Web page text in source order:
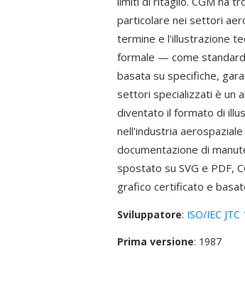
particolare nei settori
termine e l'illustrazione
formale — come
basata su specifiche,
settori specializzati è un
diventato il formato di
nell'industria aerospaziale
documentazione di
spostato su SVG e PDF,
grafico certificato e
Sviluppatore: ISO/IEC JTC
Prima versione: 1987